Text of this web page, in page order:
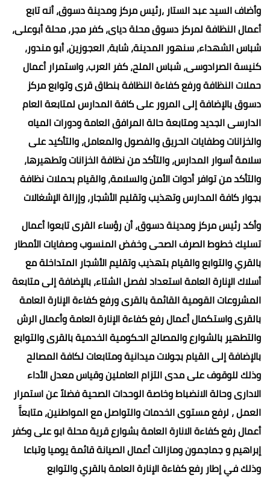
وأضاف السيد عبد الستار ،رئيس مركز ومدينة دسوق، أنه تابع
أعمال النظافة لمركز دسوق محلة دياى، كفر مجر، محلة أبوعلى،
شباس الشهداء، سنهور المدينة، شابة، العجوزين، أبو مندور،
كنيسة الصرادوسى، شباس الملح، كفر العرب، واستمرار أعمال
حملات النظافة ورفع كفاءة النظافة بنطاق قرى وتوابع مركز
دسوق بالإضافة إلى المرور على كافة المدارس لمتابعة العام
الدارسى الجديد ومتابعة حالة المرافق العامة ودورات المياه
والخزانات وطفايات الحريق والفصول والمعامل، والتأكيد على
سلامة أسوار المدارس، والتأكد من نظافة الخزانات وتطهيرها،
والتأكد من توافر أدوات الأمن والسلامة، والقيام بحملات نظافة
بجوار كافة المدارس وتهذيب وتقليم الأشجار، وإزالة الإشغالات
وأكد رئيس مركز ومدينة دسوق، أن رؤساء القرى تابعوا أعمال
تسليك خطوط الصرف الصحى وخفض المنسوب وصفايات الأمطار
بالقري والتوابع والقيام بتهذيب وتقليم الأشجار المتداخلة مع
أسلاك الإنارة العامة استعداد لفصل الشتاء، بالإضافة إلى متابعة
المشروعات القومية القائمة بالقرى ورفع كفاءة الإنارة العامة
بالقرى واستكمال أعمال رفع كفاءة الإنارة العامة وأعمال الرش
والتطهير بالشوارع والمصالح الحكومية الخدمية بالقرى والتوابع
بالإضافة إلى القيام بجولات ميدانية ومتابعات لكافة المصالح
وذلك للوقوف على مدى التزام العاملين وقياس معدل الأداء
الادارى وحالة الانضباط وخاصة الوحدات الصحية فضلاً عن استمرار
العمل ، لرفع مستوى الخدمات والتواصل مع المواطنين، متابعاًَ
أعمال رفع كفاءة الانارة العامة بشوارع قرية محلة ابو على وكفر
إبراهيم و جماجمون ومازالت أعمال الصيانة قائمة يوميا وتباعا
وذلك في إطار رفع كفاءة الإنارة العامة بالقري والتوابع